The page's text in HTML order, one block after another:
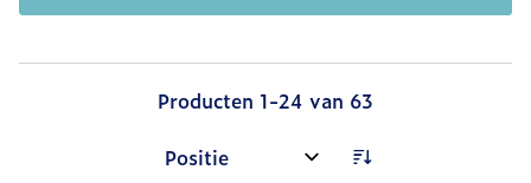
Producten 1-24 van 63
Sorteer op: